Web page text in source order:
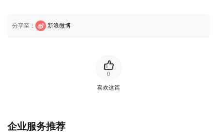
分享至： 新浪微博
喜欢这篇
0
企业服务推荐